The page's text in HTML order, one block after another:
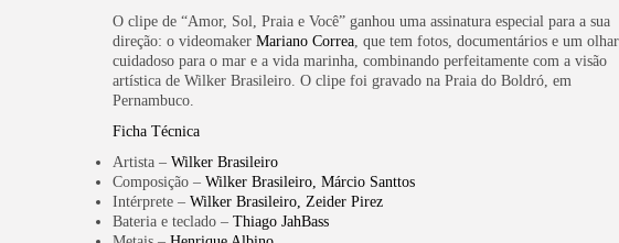
O clipe de “Amor, Sol, Praia e Você” ganhou uma assinatura especial para a sua
direção: o videomaker Mariano Correa, que tem fotos, documentários e um olhar
cuidadoso para o mar e a vida marinha, combinando perfeitamente com a visão
artística de Wilker Brasileiro. O clipe foi gravado na Praia do Boldró, em
Pernambuco.
Ficha Técnica
Artista – Wilker Brasileiro
Composição – Wilker Brasileiro, Márcio Santtos
Intérprete – Wilker Brasileiro, Zeider Pirez
Bateria e teclado – Thiago JahBass